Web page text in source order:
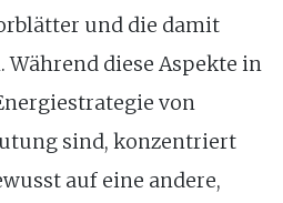
und die damit
Während diese Aspekte in
von
sind, konzentriert
auf eine andere,